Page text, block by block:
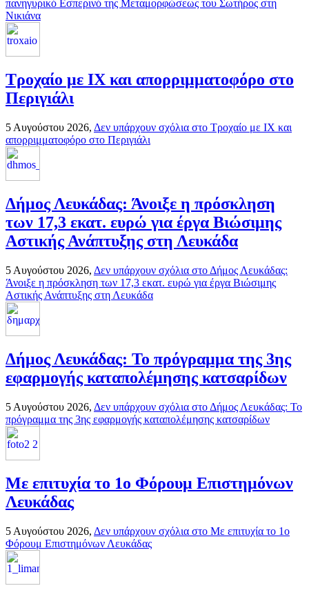
πανηγυρικό Εσπερινό της Μεταμορφώσεως του Σωτήρος στη
Νικιάνα
Τροχαίο με ΙΧ και απορριμματοφόρο στο
Περιγιάλι
5 Αυγούστου 2026, Δεν υπάρχουν σχόλια στο Τροχαίο με ΙΧ και
απορριμματοφόρο στο Περιγιάλι
Δήμος Λευκάδας: Άνοιξε η πρόσκληση
των 17,3 εκατ. ευρώ για έργα Βιώσιμης
Αστικής Ανάπτυξης στη Λευκάδα
5 Αυγούστου 2026, Δεν υπάρχουν σχόλια στο Δήμος Λευκάδας:
Άνοιξε η πρόσκληση των 17,3 εκατ. ευρώ για έργα Βιώσιμης
Αστικής Ανάπτυξης στη Λευκάδα
Δήμος Λευκάδας: Το πρόγραμμα της 3ης
εφαρμογής καταπολέμησης κατσαρίδων
5 Αυγούστου 2026, Δεν υπάρχουν σχόλια στο Δήμος Λευκάδας: Το
πρόγραμμα της 3ης εφαρμογής καταπολέμησης κατσαρίδων
Με επιτυχία το 1ο Φόρουμ Επιστημόνων
Λευκάδας
5 Αυγούστου 2026, Δεν υπάρχουν σχόλια στο Με επιτυχία το 1ο
Φόρουμ Επιστημόνων Λευκάδας